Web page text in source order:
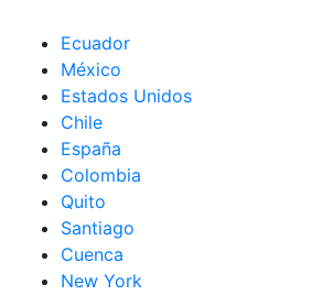
Ecuador
México
Estados Unidos
Chile
España
Colombia
Quito
Santiago
Cuenca
New York